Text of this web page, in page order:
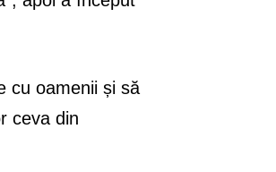
cu oamenii și să
ceva din